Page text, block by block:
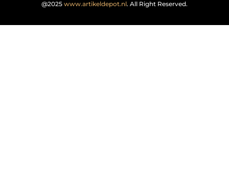
@2025 www.artikeldepot.nl. All Right Reserved.